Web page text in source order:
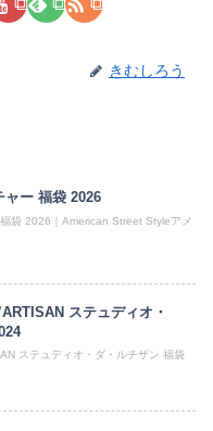
きむしろう
ャー 福袋 2026
袋 2026｜American Street Styleアメ
ステュディオ・
ステュディオ・ダ・ルチザン 福袋